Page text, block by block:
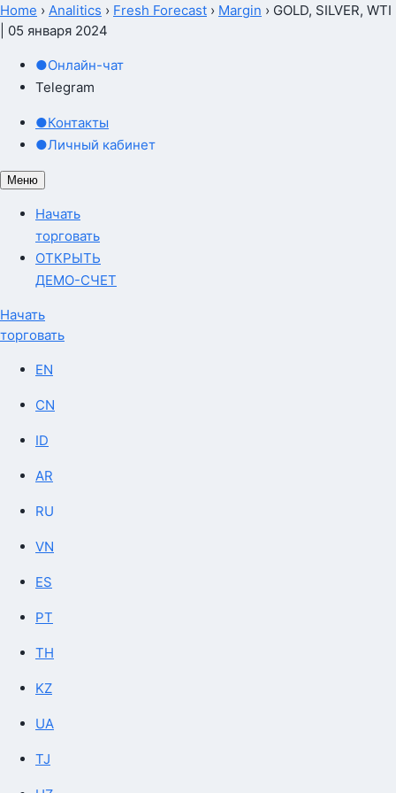
Home › Analitics › Fresh Forecast › Margin › GOLD, SILVER, WTI
| 05 января 2024
●Онлайн-чат
Telegram
●Контакты
●Личный кабинет
Меню
Начать
торговать
ОТКРЫТЬ
ДЕМО-СЧЕТ
Начать
торговать
EN
CN
ID
AR
RU
VN
ES
PT
TH
KZ
UA
TJ